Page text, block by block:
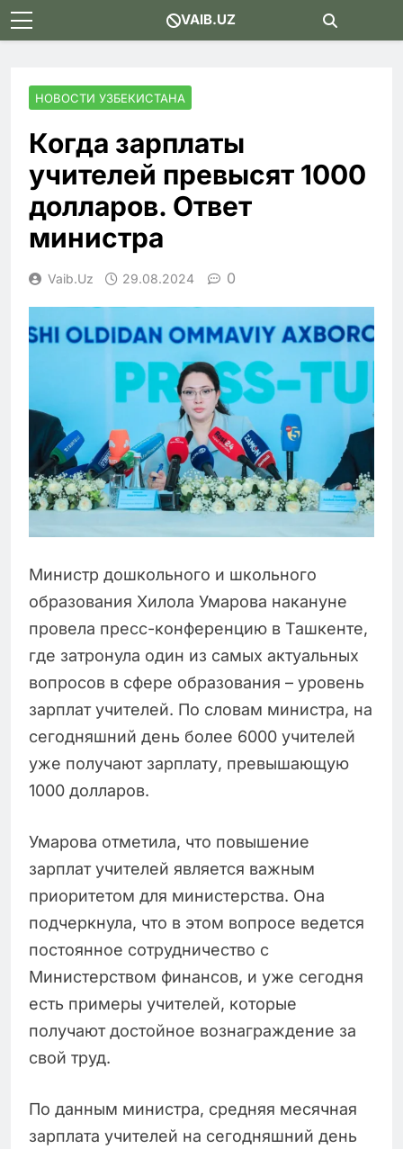
Skip
to
VAIB.UZ
НОВОСТИ УЗБЕКИСТАНА
Когда зарплаты
учителей превысят 1000
долларов. Ответ
министра
Vaib.uz 29.08.2024 0
Министр дошкольного и школьного
образования Хилола Умарова накануне
провела пресс-конференцию в Ташкенте,
где затронула один из самых актуальных
вопросов в сфере образования – уровень
зарплат учителей. По словам министра, на
сегодняшний день более 6000 учителей
уже получают зарплату, превышающую
1000 долларов.
Умарова отметила, что повышение
зарплат учителей является важным
приоритетом для министерства. Она
подчеркнула, что в этом вопросе ведется
постоянное сотрудничество с
Министерством финансов, и уже сегодня
есть примеры учителей, которые
получают достойное вознаграждение за
свой труд.
По данным министра, средняя месячная
зарплата учителей на сегодняшний день